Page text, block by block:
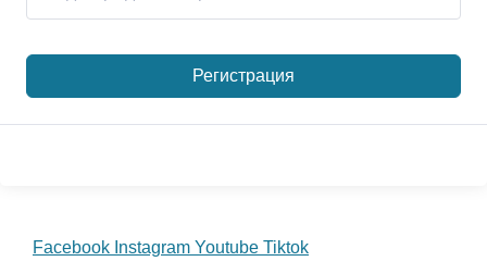
Регистрация
Facebook Instagram Youtube Tiktok